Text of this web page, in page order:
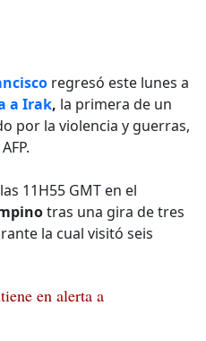
regresó este lunes a
a Irak, la primera de un
por la violencia y guerras,
11H55 GMT en el
tras una gira de tres
la cual visitó seis
en alerta a